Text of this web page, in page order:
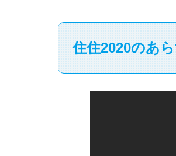
住住2020のあ